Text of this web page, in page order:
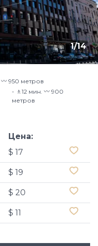
1/14
〰️ 950 метров
🚶12 мин. 〰️ 900
метров
Цена:
$ 17
$ 19
$ 20
$ 11